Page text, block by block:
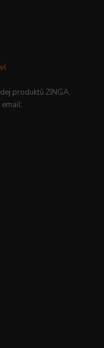
produktů ZINGA.